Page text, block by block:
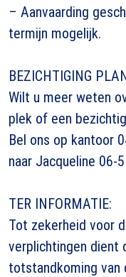
– Aanvaarding
termijn mogelijk.
BEZICHTIGING
Wilt u meer weten
plek of een
Bel ons op kantoor
naar Jacqueline 06-
TER INFORMATIE:
Tot zekerheid voor
verplichtingen dient
totstandkoming van